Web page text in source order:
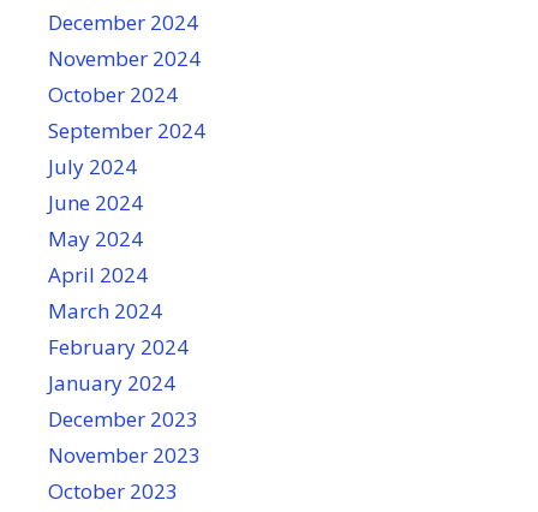
December 2024
November 2024
October 2024
September 2024
July 2024
June 2024
May 2024
April 2024
March 2024
February 2024
January 2024
December 2023
November 2023
October 2023